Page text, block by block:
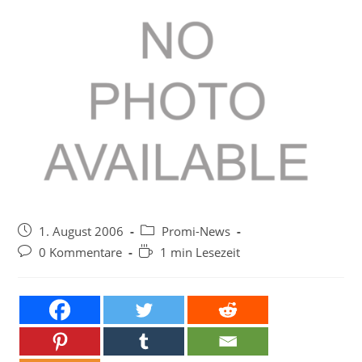
Beitrag
veröffentlicht:
1. August 2006
Beitrags-
Kategorie:
Promi-News
Beitrags-
0 Kommentare Lesedauer:
1 min Lesezeit